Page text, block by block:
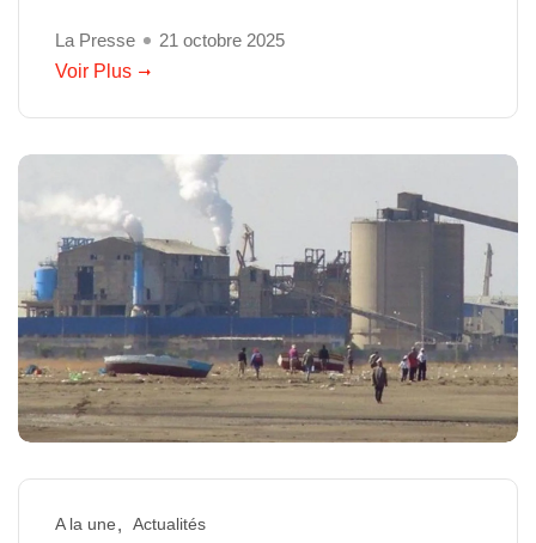
La Presse
21 octobre 2025
Voir Plus
A la une Actualités